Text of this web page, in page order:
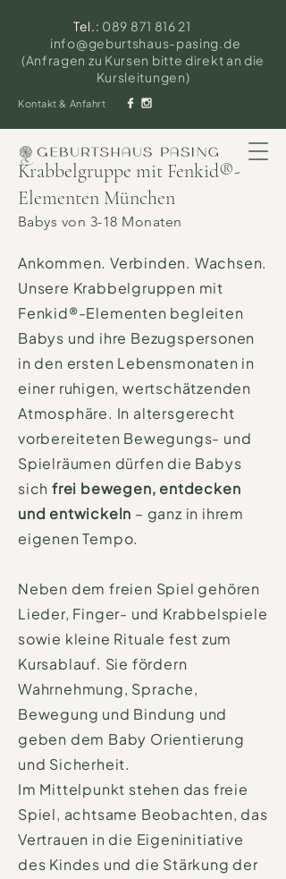
Tel.: 089 871 816 21
info@geburtshaus-pasing.de
(Anfragen zu Kursen bitte direkt an die
Kursleitungen)
Kontakt & Anfahrt
Krabbelgruppe mit Fenkid®-
Elementen München
Babys von 3-18 Monaten
Ankommen. Verbinden. Wachsen.
Unsere Krabbelgruppen mit
Fenkid®-Elementen begleiten
Babys und ihre Bezugspersonen
in den ersten Lebensmonaten in
einer ruhigen, wertschätzenden
Atmosphäre. In altersgerecht
vorbereiteten Bewegungs- und
Spielräumen dürfen die Babys
sich frei bewegen, entdecken
und entwickeln – ganz in ihrem
eigenen Tempo.
Neben dem freien Spiel gehören
Lieder, Finger- und Krabbelspiele
sowie kleine Rituale fest zum
Kursablauf. Sie fördern
Wahrnehmung, Sprache,
Bewegung und Bindung und
geben dem Baby Orientierung
und Sicherheit.
Im Mittelpunkt stehen das freie
Spiel, achtsame Beobachten, das
Vertrauen in die Eigeninitiative
des Kindes und die Stärkung der